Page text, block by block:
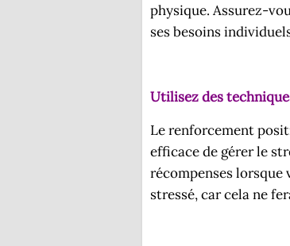
physique. Assurez-
ses besoins
Utilisez des
Le renforcement
efficace de gérer le
récompenses
stressé, car cela ne